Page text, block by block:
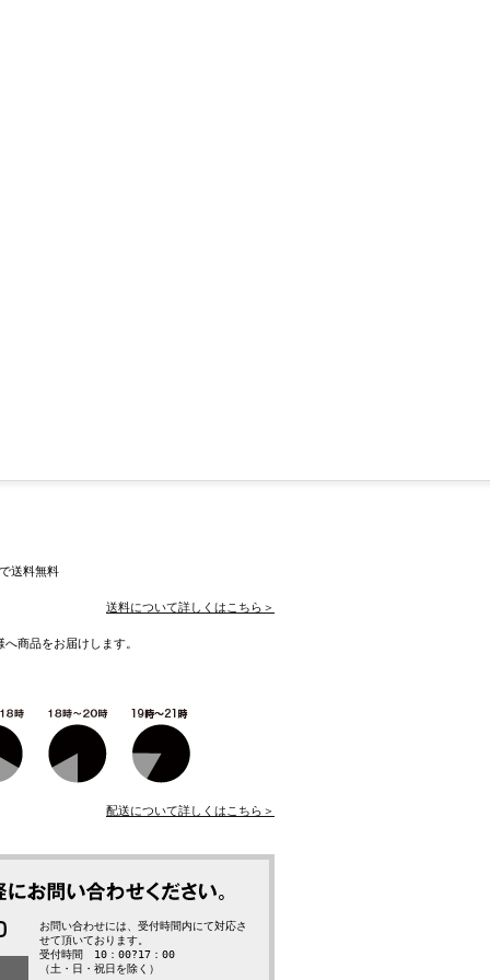
送料無料
送料について詳しくはこちら＞
商品をお届けします。
配送について詳しくはこちら＞
お問い合わせには、受付時間内にて対応さ
せて頂いております。
受付時間 10：00?17：00
（土・日・祝日を除く）